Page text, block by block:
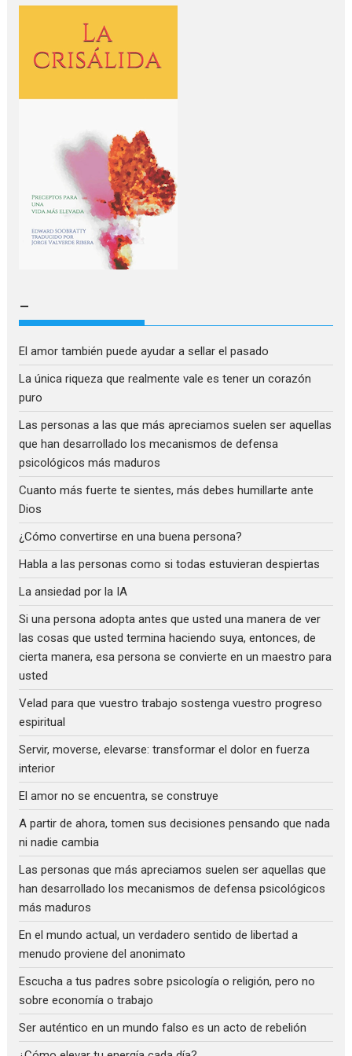
–
El amor también puede ayudar a sellar el pasado
La única riqueza que realmente vale es tener un corazón
puro
Las personas a las que más apreciamos suelen ser aquellas
que han desarrollado los mecanismos de defensa
psicológicos más maduros
Cuanto más fuerte te sientes, más debes humillarte ante
Dios
¿Cómo convertirse en una buena persona?
Habla a las personas como si todas estuvieran despiertas
La ansiedad por la IA
Si una persona adopta antes que usted una manera de ver
las cosas que usted termina haciendo suya, entonces, de
cierta manera, esa persona se convierte en un maestro para
usted
Velad para que vuestro trabajo sostenga vuestro progreso
espiritual
Servir, moverse, elevarse: transformar el dolor en fuerza
interior
El amor no se encuentra, se construye
A partir de ahora, tomen sus decisiones pensando que nada
ni nadie cambia
Las personas que más apreciamos suelen ser aquellas que
han desarrollado los mecanismos de defensa psicológicos
más maduros
En el mundo actual, un verdadero sentido de libertad a
menudo proviene del anonimato
Escucha a tus padres sobre psicología o religión, pero no
sobre economía o trabajo
Ser auténtico en un mundo falso es un acto de rebelión